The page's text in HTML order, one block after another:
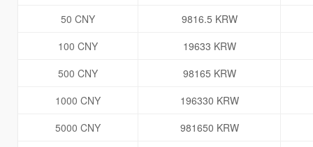
50 CNY
9816.5 KRW
100 CNY
19633 KRW
500 CNY
98165 KRW
1000 CNY
196330 KRW
5000 CNY
981650 KRW